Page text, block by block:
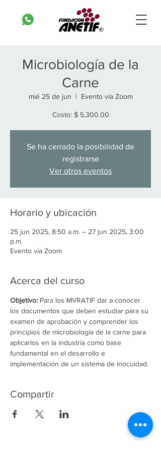
Microbiología de la
Carne
mié 25 de jun
  |
Evento vía Zoom
Costo: $ 5,300.00
Se ha cerrado la posibilidad de
registrarse
Ver otros eventos
Horario y ubicación
25 jun 2025, 8:50 a.m. – 27 jun 2025, 3:00
p.m.
Evento vía Zoom
Acerca del curso
Objetivo: Para los MVRATIF dar a conocer
los documentos que deben estudiar para su
examen de aprobación y comprender los
principios de microbiología de la carne para
aplicarlos en la industria como base
fundamental en el desarrollo e
implementación de un sistema de inocuidad.
Compartir